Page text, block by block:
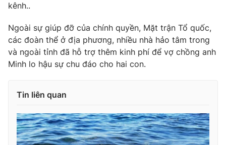
Photo Infographic
Video Shorts video
Thị trường 24h Tấm lòng Việt
kênh..
Ngoài sự giúp đỡ của chính quyền, Mặt trận Tổ quốc,
các đoàn thể ở địa phương, nhiều nhà hảo tâm trong
và ngoài tỉnh đã hỗ trợ thêm kinh phí để vợ chồng anh
Minh lo hậu sự chu đáo cho hai con.
Tin liên quan